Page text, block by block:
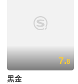
7.8
黑金